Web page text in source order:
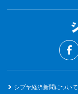
シブヤ経済新聞について